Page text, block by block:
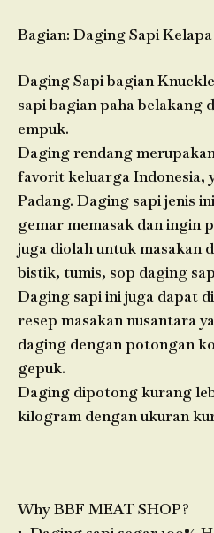
Bagian: Daging Sapi
Daging Sapi bagian
sapi bagian paha belakang
empuk.
Daging rendang
favorit keluarga Indonesia,
Padang. Daging sapi jenis
gemar memasak dan ingin
juga diolah untuk masakan
bistik, tumis, sop daging
Daging sapi ini juga dapat
resep masakan nusantara
daging dengan potongan
gepuk.
Daging dipotong kurang
kilogram dengan ukuran
Why BBF MEAT SHOP?